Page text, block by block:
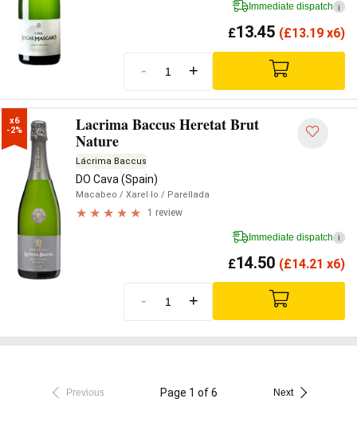
Immediate dispatch i
£13.45 (£13.19 x6)
- +
x6
-2%
Lacrima Baccus Heretat Brut
Nature
Lácrima Baccus
DO Cava (Spain)
Macabeo / Xarel·lo / Parellada
1 review
Immediate dispatch i
£14.50 (£14.21 x6)
- +
Previous Page 1 of 6 Next